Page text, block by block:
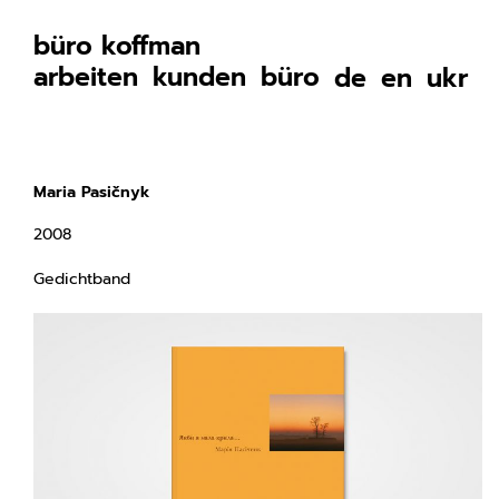
büro koffman
arbeiten kunden büro de en ukr
Maria Pasičnyk
2008
Gedichtband